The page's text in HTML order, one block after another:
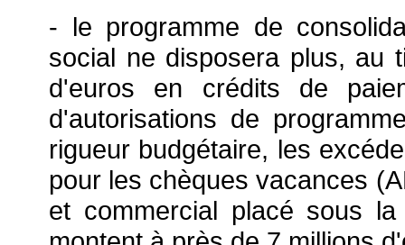
- le programme de
social ne disposera plus, au
d'euros en crédits de
d'autorisations de
rigueur budgétaire, les
pour les chèques vacances
et commercial placé sous